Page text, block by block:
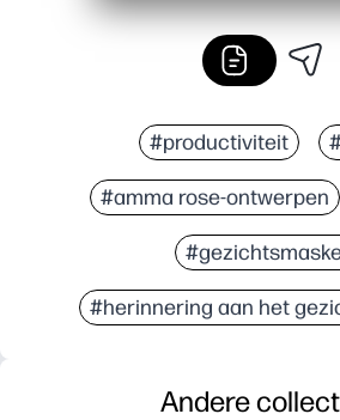
#productiviteit
#amma rose-ontwerpen
#herinnering aan het
Andere